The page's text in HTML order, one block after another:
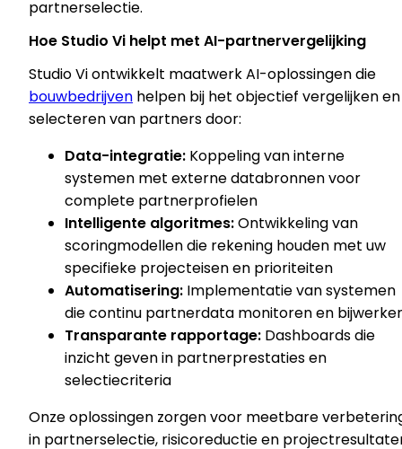
partnerselectie.
Hoe Studio Vi helpt met AI-partnervergelijking
Studio Vi ontwikkelt maatwerk AI-oplossingen die
bouwbedrijven helpen bij het objectief vergelijken en
selecteren van partners door:
Data-integratie: Koppeling van interne
systemen met externe databronnen voor
complete partnerprofielen
Intelligente algoritmes:Ontwikkeling van
scoringmodellen die rekening houden met uw
specifieke projecteisen en prioriteiten
Automatisering: Implementatie van systemen
die continu partnerdata monitoren en
Transparante rapportage: Dashboards die
inzicht geven in partnerprestaties en
selectiecriteria
Onze oplossingen zorgen voor meetbare
in partnerselectie, risicoreductie en